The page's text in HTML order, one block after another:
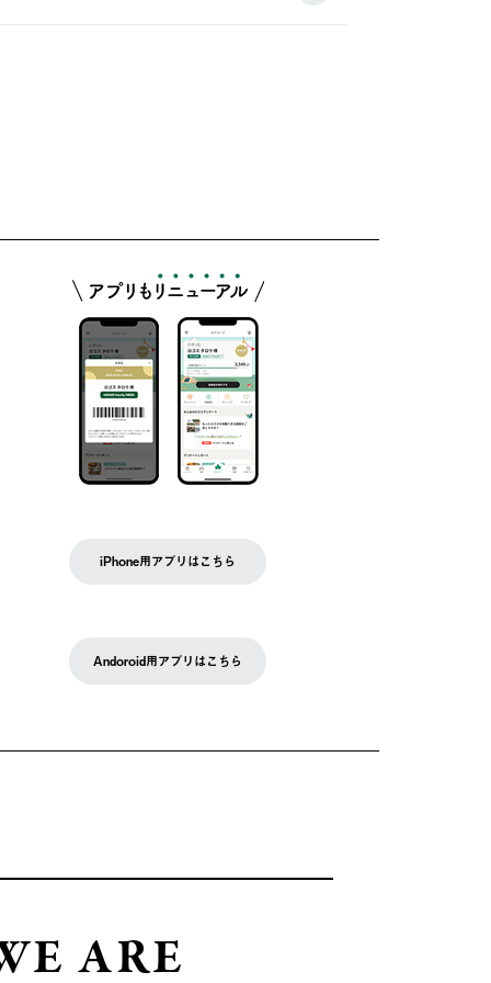
iPhone用アプリはこちら
Andoroid用アプリはこちら
ARE